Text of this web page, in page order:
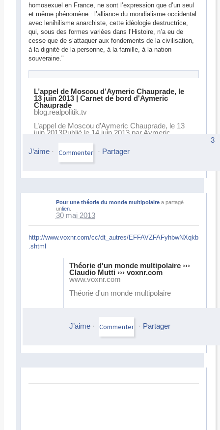
· Partager
homosexuel en France, ne sont l’expression que d’un seul
et même phénomène : l’alliance du mondialisme occidental
avec lenihilisme anarchiste, cette idéologie destructrice,
qui, sous des formes variées dans l’Histoire, n’a eu de
cesse que de s’attaquer aux fondements de la civilisation,
à la dignité de la personne, à la famille, à la nation
souveraine."
L’appel de Moscou d’Aymeric Chauprade, le
13 juin 2013 | Carnet de bord d'Aymeric
Chauprade
blog.realpolitik.tv
L’appel de Moscou d’Aymeric Chauprade, le 13
juin 2013Publié le 14 juin 2013 par Aymeric
Hugues Revel et Fabrice Sorlin, je suis...
3
J’aime· · Partager
Pour une théorie du monde multipolairea partagé
unlien.
30 mai 2013
http://www.voxnr.com/cc/dt_autres/EFFAVZFAFyhbwNXqkb
.shtml
Théorie d'un monde multipolaire ›››
Claudio Mutti ››› voxnr.com
www.voxnr.com
Théorie d'un monde multipolaire
J’aime· · Partager